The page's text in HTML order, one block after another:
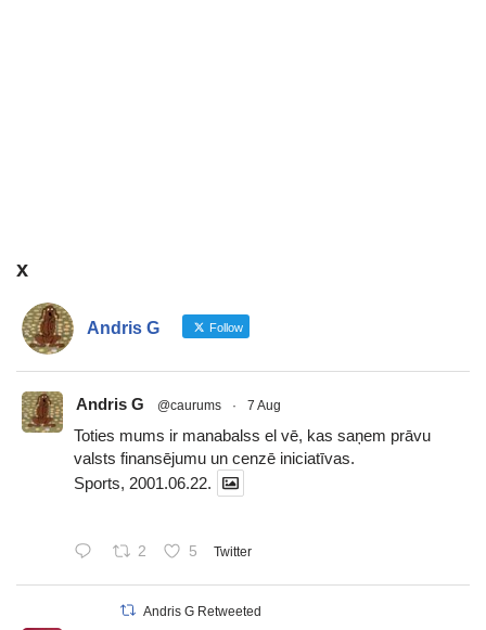
x
Andris G Follow
Andris G @caurums · 7 Aug
Toties mums ir manabalss el vē, kas saņem prāvu
valsts finansējumu un cenzē iniciatīvas.
Sports, 2001.06.22.
2 5 Twitter
Andris G Retweeted